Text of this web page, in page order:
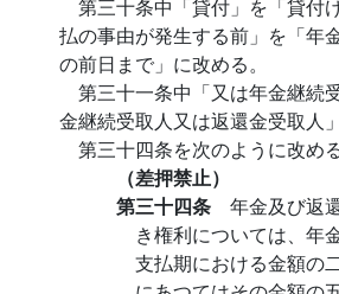
第三十条中「貸付」を「貸付
払の事由が発生する前」を「年
の前日まで」に改める。
第三十一条中「又は年金継続
金継続受取人又は返還金受取人
第三十四条を次のように改める
（差押禁止）
第三十四条 年金及び返
き権利については、年
支払期における金額の